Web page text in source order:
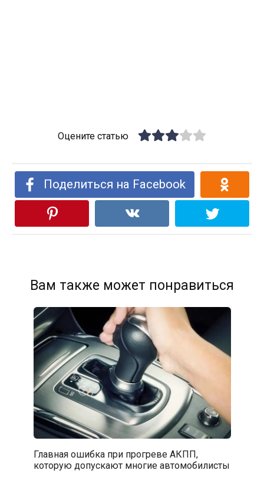
Оцените статью
Поделиться на Facebook
Вам также может понравиться
Главная ошибка при прогреве АКПП,
которую допускают многие автомобилисты